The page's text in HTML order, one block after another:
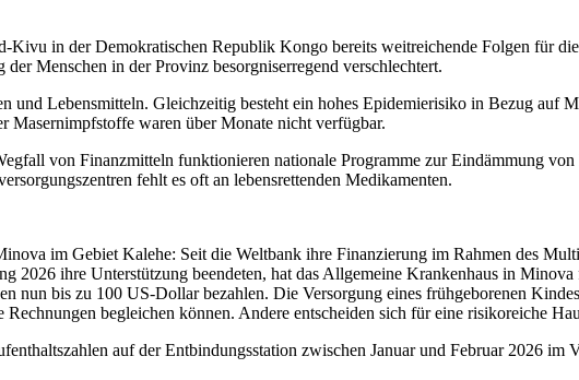
Kivu in der Demokratischen Republik Kongo bereits weitreichende Folgen für
Menschen in der Provinz besorgniserregend verschlechtert.
Lebensmitteln. Gleichzeitig besteht ein hohes Epidemierisiko in Bezug auf
Masernimpfstoffe waren über Monate nicht verfügbar.
von Finanzmitteln funktionieren nationale Programme zur Eindämmung
fehlt es oft an lebensrettenden Medikamenten.
im Gebiet Kalehe: Seit die Weltbank ihre Finanzierung im Rahmen des
2026 ihre Unterstützung beendeten, hat das Allgemeine Krankenhaus in
nun bis zu 100 US-Dollar bezahlen. Die Versorgung eines frühgeborenen
begleichen können. Andere entscheiden sich für eine risikoreiche
auf der Entbindungsstation zwischen Januar und Februar 2026 im